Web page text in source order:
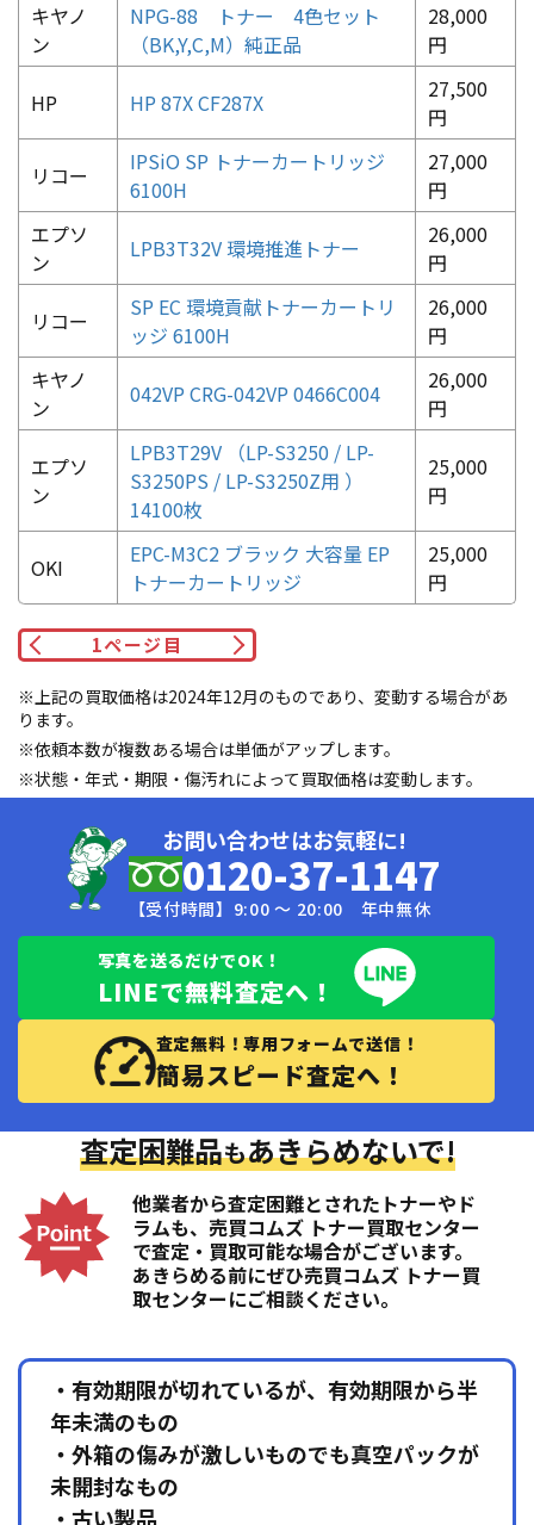
キヤノ
ン
NPG-88 トナー 4色セット
（BK,Y,C,M）純正品
28,000
円
HP HP 87X CF287X
27,500
円
リコー
IPSiO SP トナーカートリッジ
6100H
27,000
円
エプソ
ン
LPB3T32V 環境推進トナー
26,000
円
リコー
SP EC 環境貢献トナーカートリ
ッジ 6100H
26,000
円
キヤノ
ン
042VP CRG-042VP 0466C004
26,000
円
エプソ
ン
LPB3T29V （LP-S3250 / LP-
S3250PS / LP-S3250Z用 ）
14100枚
25,000
円
OKI
EPC-M3C2 ブラック 大容量 EP
トナーカートリッジ
25,000
円
1ページ目
※上記の買取価格は2024年12月のものであり、変動する場合があ
ります。
※依頼本数が複数ある場合は単価がアップします。
※状態・年式・期限・傷汚れによって買取価格は変動します。
お問い合わせはお気軽に!
0120-37-1147
【受付時間】9:00 〜 20:00 年中無休
写真を送るだけでOK！
LINEで無料査定へ！
査定無料！専用フォームで送信！
簡易スピード査定へ！
査定困難品もあきらめないで!
他業者から査定困難とされたトナーやド
ラムも、売買コムズ トナー買取センター
で査定・買取可能な場合がございます。
あきらめる前にぜひ売買コムズ トナー買
取センターにご相談ください。
・有効期限が切れているが、有効期限から半
年未満のもの
・外箱の傷みが激しいものでも真空パックが
未開封なもの
・古い製品